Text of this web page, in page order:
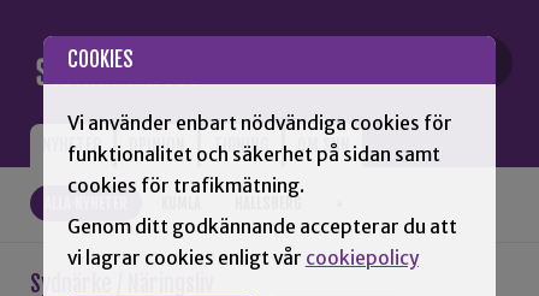
COOKIES
Vi använder enbart nödvändiga cookies för
funktionalitet och säkerhet på sidan samt
cookies för trafikmätning.
Genom ditt godkännande accepterar du att
vi lagrar cookies enligt vår cookiepolicy
NYHETER OPINION TIDNING OM SNN
HALLSBERG
Sydnärke / Näringsliv